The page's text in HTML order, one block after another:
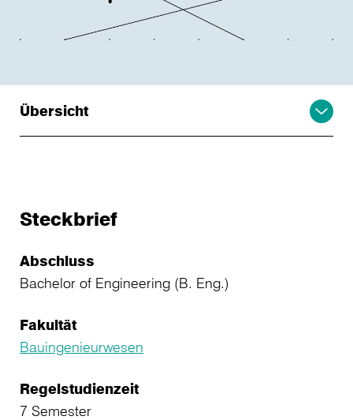
Übersicht
Steckbrief
Abschluss
Bachelor of Engineering (B. Eng.)
Fakultät
Bauingenieurwesen
Regelstudienzeit
7 Semester